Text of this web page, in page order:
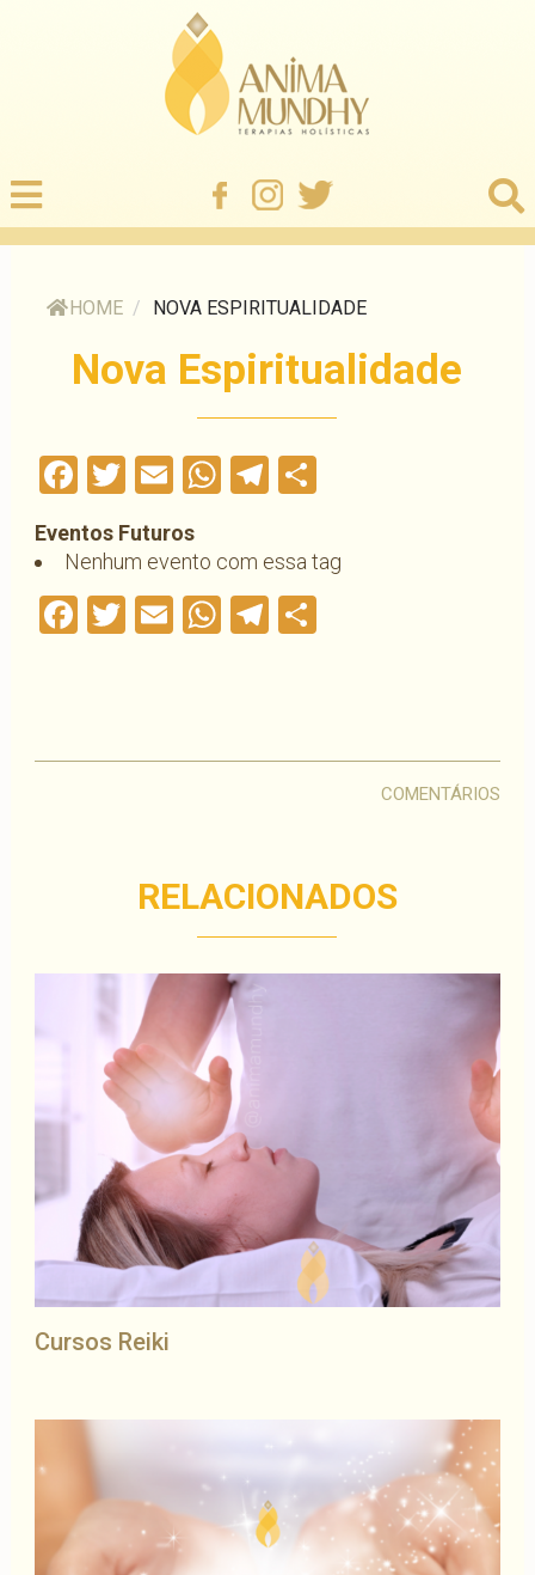
HOME / NOVA ESPIRITUALIDADE
Nova Espiritualidade
Facebook
Twitter
EmailWhatsApp
Telegram
Eventos Futuros
Nenhum evento com essa tag
Facebook
Twitter
EmailWhatsApp
Telegram
COMENTÁRIOS
RELACIONADOS
Cursos Reiki